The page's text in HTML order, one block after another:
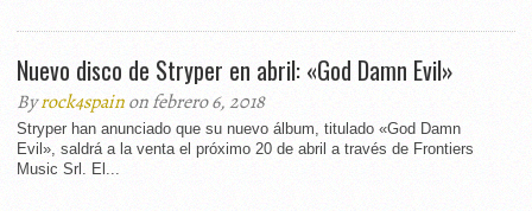
Nuevo disco de Stryper en abril: «God Damn Evil»
Byrock4spainon febrero 6, 2018
Stryper han anunciado que su nuevo álbum, titulado «God Damn
Evil», saldrá a la venta el próximo 20 de abril a través de Frontiers
Music Srl. El...